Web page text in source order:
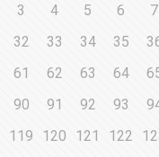
3 4 5 6 7
32 33 34 35
61 62 63 64
90 91 92 93
119 120 121 122